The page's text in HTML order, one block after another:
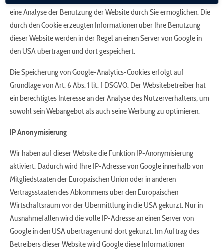
eine Analyse der Benutzung der Website durch Sie ermöglichen. Die
durch den Cookie erzeugten Informationen über Ihre Benutzung
dieser Website werden in der Regel an einen Server von Google in
den USA übertragen und dort gespeichert.
Die Speicherung von Google-Analytics-Cookies erfolgt auf
Grundlage von Art. 6 Abs. 1 lit. f DSGVO. Der Websitebetreiber hat
ein berechtigtes Interesse an der Analyse des Nutzerverhaltens, um
sowohl sein Webangebot als auch seine Werbung zu optimieren.
IP Anonymisierung
Wir haben auf dieser Website die Funktion IP-Anonymisierung
aktiviert. Dadurch wird Ihre IP-Adresse von Google innerhalb von
Mitgliedstaaten der Europäischen Union oder in anderen
Vertragsstaaten des Abkommens über den Europäischen
Wirtschaftsraum vor der Übermittlung in die USA gekürzt. Nur in
Ausnahmefällen wird die volle IP-Adresse an einen Server von
Google in den USA übertragen und dort gekürzt. Im Auftrag des
Betreibers dieser Website wird Google diese Informationen